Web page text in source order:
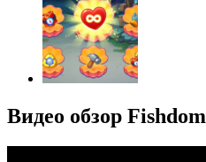
Видео обзор Fishdom